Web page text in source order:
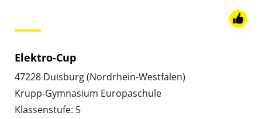
Elektro-Cup
47228 Duisburg (Nordrhein-Westfalen)
Krupp-Gymnasium Europaschule
Klassenstufe: 5